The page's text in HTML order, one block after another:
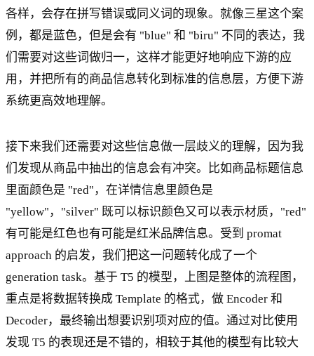
各样，会存在拼写错误或同义词的现象。就像三星这个案
例，都是蓝色，但是会有 "blue" 和 "biru" 不同的表达，我
们需要对这些词做归一，这样才能更好地响应下游的应
用，并把所有的商品信息转化到标准的信息层，方便下游
系统更高效地理解。
接下来我们还需要对这些信息做一层歧义的理解，因为我
们发现从商品中抽出的信息会有冲突。比如商品标题信息
里面颜色是 "red"，在详情信息里颜色是
"yellow"，"silver" 既可以标识颜色又可以表示材质，"red"
有可能是红色也有可能是红米品牌信息。受到 promat
approach 的启发，我们把这一问题转化成了一个
generation task。基于 T5 的模型，上图是整体的流程图，
重点是将数据转换成 Template 的格式，做 Encoder 和
Decoder，最终输出想要识别项对应的值。通过对比使用
发现 T5 的表现还是不错的，相较于其他的模型有比较大